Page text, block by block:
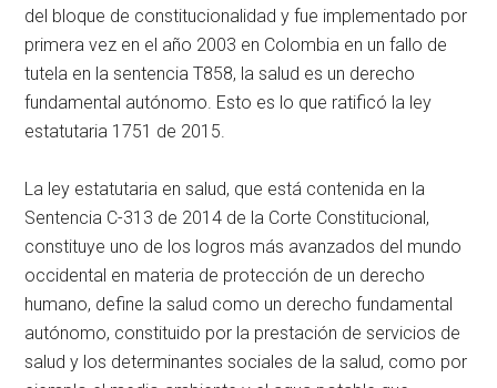
del bloque de constitucionalidad y fue implementado por
primera vez en el año 2003 en Colombia en un fallo de
tutela en la sentencia T858, la salud es un derecho
fundamental autónomo. Esto es lo que ratificó la ley
estatutaria 1751 de 2015.
La ley estatutaria en salud, que está contenida en la
Sentencia C-313 de 2014 de la Corte Constitucional,
constituye uno de los logros más avanzados del mundo
occidental en materia de protección de un derecho
humano, define la salud como un derecho fundamental
autónomo, constituido por la prestación de servicios de
salud y los determinantes sociales de la salud, como por